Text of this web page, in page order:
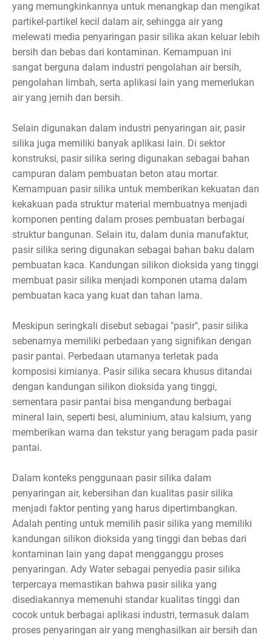
yang memungkinkannya untuk menangkap dan mengikat
partikel-partikel kecil dalam air, sehingga air yang
melewati media penyaringan pasir silika akan keluar lebih
bersih dan bebas dari kontaminan. Kemampuan ini
sangat berguna dalam industri pengolahan air bersih,
pengolahan limbah, serta aplikasi lain yang memerlukan
air yang jernih dan bersih.
Selain digunakan dalam industri penyaringan air, pasir
silika juga memiliki banyak aplikasi lain. Di sektor
konstruksi, pasir silika sering digunakan sebagai bahan
campuran dalam pembuatan beton atau mortar.
Kemampuan pasir silika untuk memberikan kekuatan dan
kekakuan pada struktur material membuatnya menjadi
komponen penting dalam proses pembuatan berbagai
struktur bangunan. Selain itu, dalam dunia manufaktur,
pasir silika sering digunakan sebagai bahan baku dalam
pembuatan kaca. Kandungan silikon dioksida yang tinggi
membuat pasir silika menjadi komponen utama dalam
pembuatan kaca yang kuat dan tahan lama.
Meskipun seringkali disebut sebagai "pasir", pasir silika
sebenarnya memiliki perbedaan yang signifikan dengan
pasir pantai. Perbedaan utamanya terletak pada
komposisi kimianya. Pasir silika secara khusus ditandai
dengan kandungan silikon dioksida yang tinggi,
sementara pasir pantai bisa mengandung berbagai
mineral lain, seperti besi, aluminium, atau kalsium, yang
memberikan warna dan tekstur yang beragam pada pasir
pantai.
Dalam konteks penggunaan pasir silika dalam
penyaringan air, kebersihan dan kualitas pasir silika
menjadi faktor penting yang harus dipertimbangkan.
Adalah penting untuk memilih pasir silika yang memiliki
kandungan silikon dioksida yang tinggi dan bebas dari
kontaminan lain yang dapat mengganggu proses
penyaringan. Ady Water sebagai penyedia pasir silika
terpercaya memastikan bahwa pasir silika yang
disediakannya memenuhi standar kualitas tinggi dan
cocok untuk berbagai aplikasi industri, termasuk dalam
proses penyaringan air yang menghasilkan air bersih dan